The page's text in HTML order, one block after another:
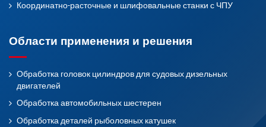
Координатно-расточные и шлифовальные станки с ЧПУ
Области применения и решения
Обработка головок цилиндров для судовых дизельных
двигателей
Обработка автомобильных шестерен
Обработка деталей рыболовных катушек